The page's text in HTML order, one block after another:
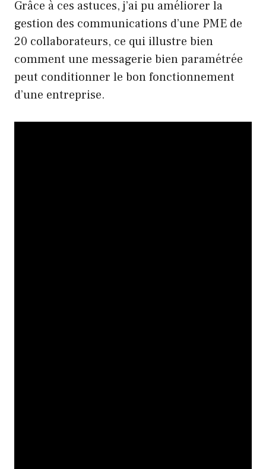
Grâce à ces astuces, j’ai pu améliorer la
gestion des communications d’une PME de
20 collaborateurs, ce qui illustre bien
comment une messagerie bien paramétrée
peut conditionner le bon fonctionnement
d’une entreprise.